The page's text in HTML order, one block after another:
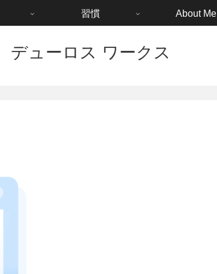
デューロス ワークス
習慣 About Me